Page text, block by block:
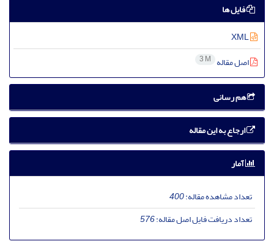
فایل ها
اصل مقاله 3 M
هم رسانی
ارجاع به این مقاله
آمار
تعداد مشاهده مقاله:400
تعداد دریافت فایل اصل مقاله:576